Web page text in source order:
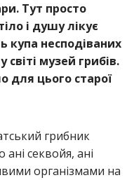
Тут просто
і душу лікує
купа несподіваних
музей грибів.
для цього старої
грибник
секвойя, ані
організмами на